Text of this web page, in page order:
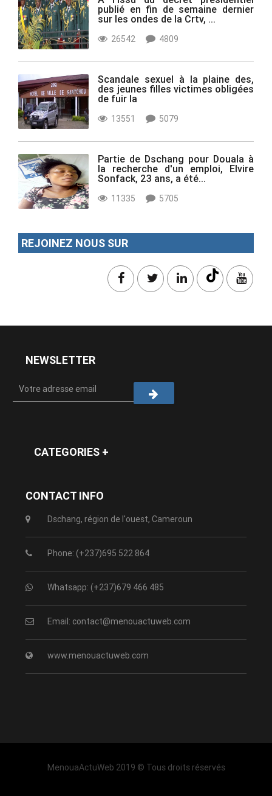
publié en fin de semaine dernier
sur les ondes de la Crtv, ...
26542 4809
Scandale sexuel à la plaine des,
des jeunes filles victimes obligées
de fuir la
13551 5079
Partie de Dschang pour Douala à
la recherche d'un emploi, Elvire
Sonfack, 23 ans, a été...
11335 5705
REJOINEZ NOUS SUR
NEWSLETTER
CATEGORIES +
CONTACT INFO
Dschang, région de l'ouest, Cameroun
Phone: (+237)695 522 864
Whatsapp: (+237)679 466 485
Email: contact@menouactuweb.com
www.menouactuweb.com
MenouaActuWeb 2019 © Tous droits réservés